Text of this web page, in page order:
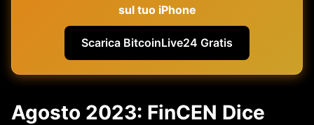
sul tuo iPhone
Scarica BitcoinLive24 Gratis
Agosto 2023: FinCEN Dice